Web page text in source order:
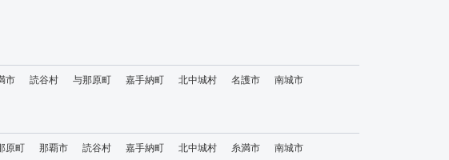
市 読谷村 与那原町 嘉手納町 北中城村 名護市 南城市
原町 那覇市 読谷村 嘉手納町 北中城村 糸満市
南城市